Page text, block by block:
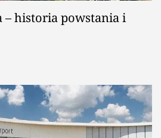
– historia powstania i